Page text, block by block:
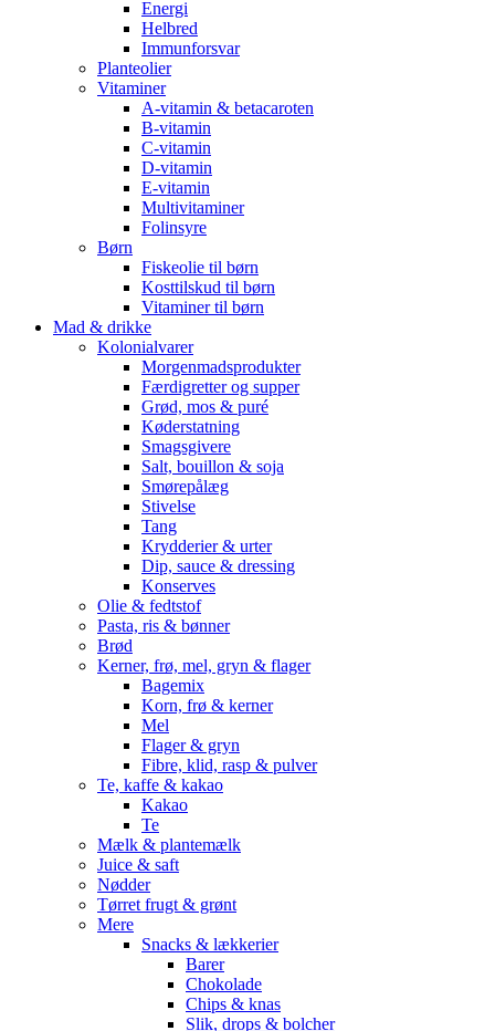
Energi
Helbred
Immunforsvar
Planteolier
Vitaminer
A-vitamin & betacaroten
B-vitamin
C-vitamin
D-vitamin
E-vitamin
Multivitaminer
Folinsyre
Børn
Fiskeolie til børn
Kosttilskud til børn
Vitaminer til børn
Mad & drikke
Kolonialvarer
Morgenmadsprodukter
Færdigretter og supper
Grød, mos & puré
Køderstatning
Smagsgivere
Salt, bouillon & soja
Smørepålæg
Stivelse
Tang
Krydderier & urter
Dip, sauce & dressing
Konserves
Olie & fedtstof
Pasta, ris & bønner
Brød
Kerner, frø, mel, gryn & flager
Bagemix
Korn, frø & kerner
Mel
Flager & gryn
Fibre, klid, rasp & pulver
Te, kaffe & kakao
Kakao
Te
Mælk & plantemælk
Juice & saft
Nødder
Tørret frugt & grønt
Mere
Snacks & lækkerier
Barer
Chokolade
Chips & knas
Slik, drops & bolcher